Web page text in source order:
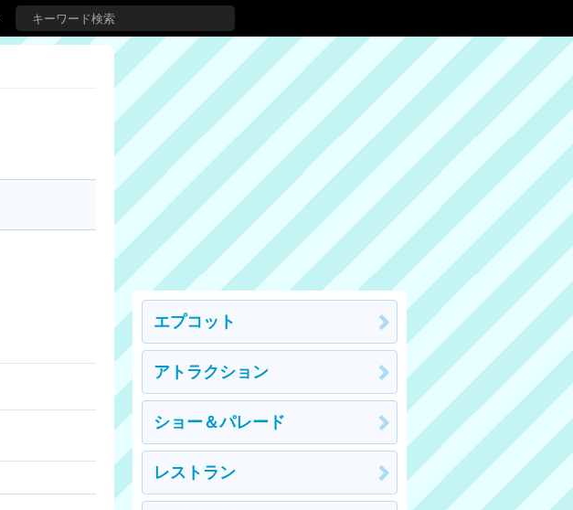
エプコット
アトラクション
ショー＆パレード
レストラン